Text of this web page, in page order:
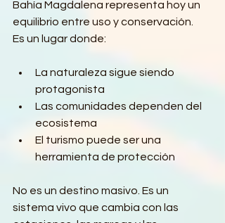
Bahía Magdalena representa hoy un
equilibrio entre uso y conservación.
Es un lugar donde:
La naturaleza sigue siendo
protagonista
Las comunidades dependen del
ecosistema
El turismo puede ser una
herramienta de protección
No es un destino masivo. Es un
sistema vivo que cambia con las